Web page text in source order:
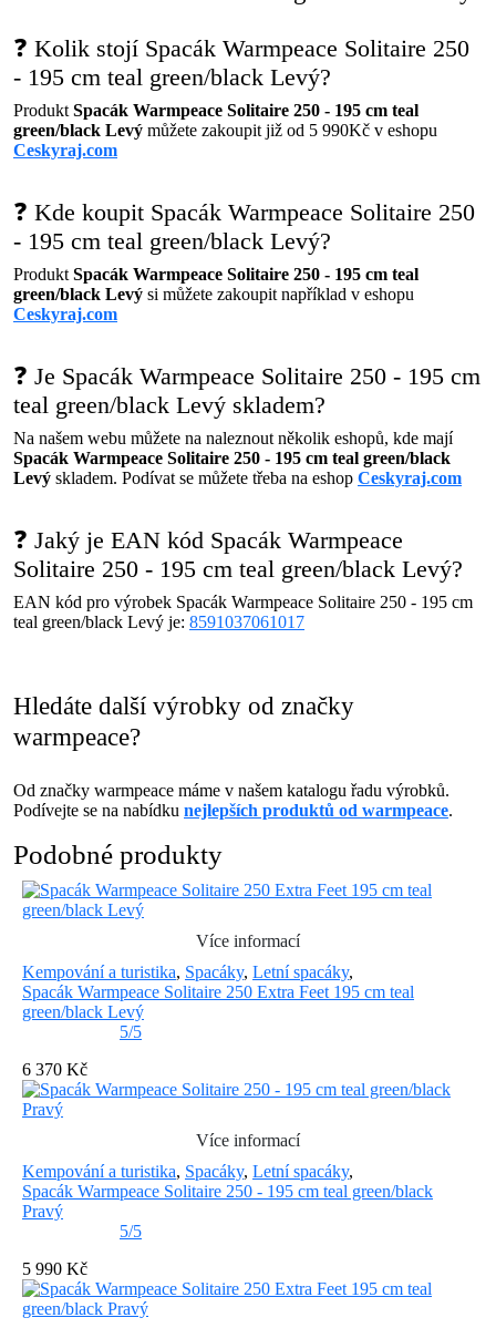
❓ Kolik stojí Spacák Warmpeace Solitaire 250
- 195 cm teal green/black Levý?
Produkt Spacák Warmpeace Solitaire 250 - 195 cm teal
green/black Levý můžete zakoupit již od 5 990Kč v eshopu
Ceskyraj.com
❓ Kde koupit Spacák Warmpeace Solitaire 250
- 195 cm teal green/black Levý?
Produkt Spacák Warmpeace Solitaire 250 - 195 cm teal
green/black Levý si můžete zakoupit například v eshopu
Ceskyraj.com
❓ Je Spacák Warmpeace Solitaire 250 - 195 cm
teal green/black Levý skladem?
Na našem webu můžete na naleznout několik eshopů, kde mají
Spacák Warmpeace Solitaire 250 - 195 cm teal green/black
Levý skladem. Podívat se můžete třeba na eshop Ceskyraj.com
❓ Jaký je EAN kód Spacák Warmpeace
Solitaire 250 - 195 cm teal green/black Levý?
EAN kód pro výrobek Spacák Warmpeace Solitaire 250 - 195 cm
teal green/black Levý je: 8591037061017
Hledáte další výrobky od značky
warmpeace?
Od značky warmpeace máme v našem katalogu řadu výrobků.
Podívejte se na nabídku nejlepších produktů od warmpeace.
Podobné produkty
Více informací
Kempování a turistika, Spacáky, Letní spacáky,
Spacák Warmpeace Solitaire 250 Extra Feet 195 cm teal
green/black Levý
5/5
6 370 Kč
Více informací
Kempování a turistika, Spacáky, Letní spacáky,
Spacák Warmpeace Solitaire 250 - 195 cm teal green/black
Pravý
5/5
5 990 Kč